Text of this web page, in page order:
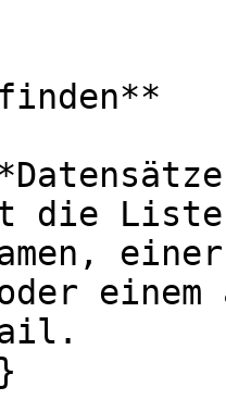
Liste
oder